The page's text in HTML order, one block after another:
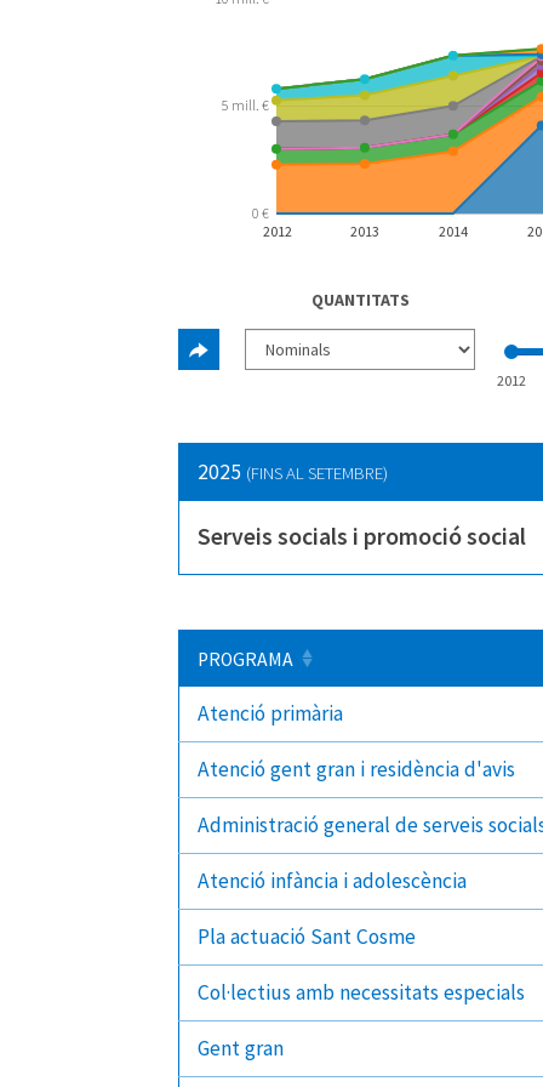
2012 2013 2014
0 €
5 mill. €
QUANTITATS
2012
2025 (FINS AL SETEMBRE)
Serveis socials i promoció social
PROGRAMA
Atenció primària
Atenció gent gran i residència d'avis
Administració general de serveis
Atenció infància i adolescència
Pla actuació Sant Cosme
Col·lectius amb necessitats especials
Gent gran